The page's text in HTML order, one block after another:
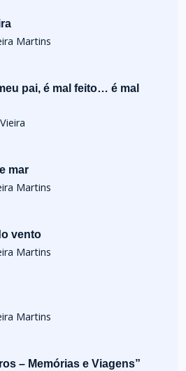
Martins
pai, é mal feito… é mal
mar
Martins
vento
Martins
Martins
– Memórias e Viagens”